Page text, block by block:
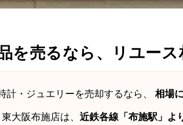
を売るなら、リユー
計・ジュエリーを売却するなら、 相場
大阪布施店は、 近鉄各線「布施駅」よ